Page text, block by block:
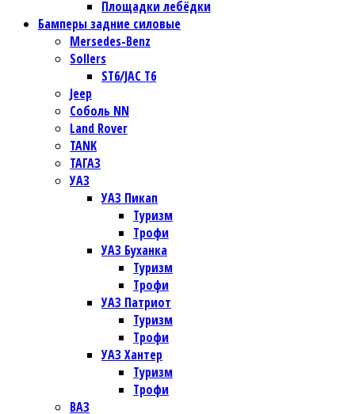
Площадки лебёдки
Бамперы задние силовые
Mersedes-Benz
Sollers
ST6/JAC T6
Jeep
Соболь NN
Land Rover
TANK
ТАГАЗ
УАЗ
УАЗ Пикап
Туризм
Трофи
УАЗ Буханка
Туризм
Трофи
УАЗ Патриот
Туризм
Трофи
УАЗ Хантер
Туризм
Трофи
ВАЗ